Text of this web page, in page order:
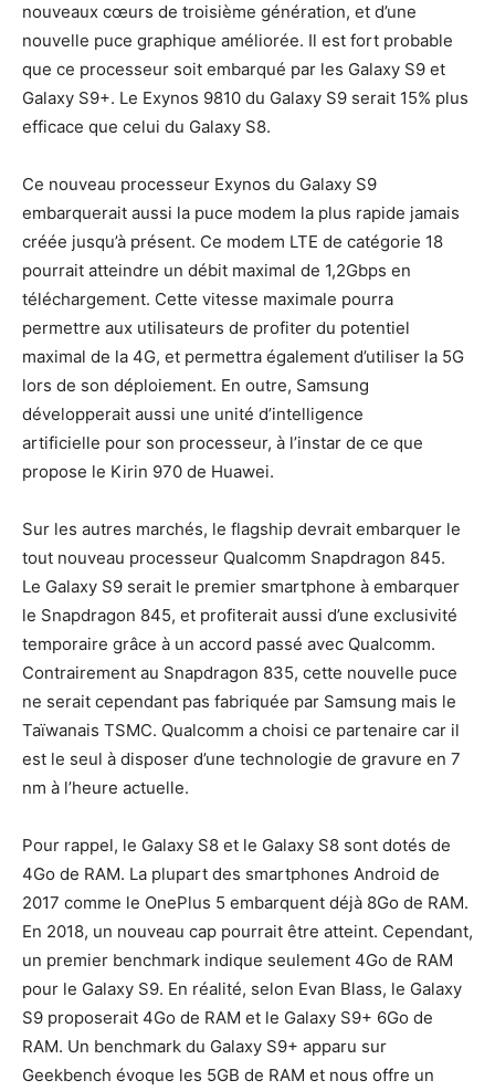
nouveaux cœurs de troisième génération, et d’une
nouvelle puce graphique améliorée. Il est fort probable
que ce processeur soit embarqué par les Galaxy S9 et
Galaxy S9+. Le Exynos 9810 du Galaxy S9 serait 15% plus
efficace que celui du Galaxy S8.
Ce nouveau processeur Exynos du Galaxy S9
embarquerait aussi la puce modem la plus rapide jamais
créée jusqu’à présent. Ce modem LTE de catégorie 18
pourrait atteindre un débit maximal de 1,2Gbps en
téléchargement. Cette vitesse maximale pourra
permettre aux utilisateurs de profiter du potentiel
maximal de la 4G, et permettra également d’utiliser la 5G
lors de son déploiement. En outre, Samsung
développerait aussi une unité d’intelligence
artificielle pour son processeur, à l’instar de ce que
propose le Kirin 970 de Huawei.
Sur les autres marchés, le flagship devrait embarquer le
tout nouveau processeur Qualcomm Snapdragon 845.
Le Galaxy S9 serait le premier smartphone à embarquer
le Snapdragon 845, et profiterait aussi d’une exclusivité
temporaire grâce à un accord passé avec Qualcomm.
Contrairement au Snapdragon 835, cette nouvelle puce
ne serait cependant pas fabriquée par Samsung mais le
Taïwanais TSMC. Qualcomm a choisi ce partenaire car il
est le seul à disposer d’une technologie de gravure en 7
nm à l’heure actuelle.
Pour rappel, le Galaxy S8 et le Galaxy S8 sont dotés de
4Go de RAM. La plupart des smartphones Android de
2017 comme le OnePlus 5 embarquent déjà 8Go de RAM.
En 2018, un nouveau cap pourrait être atteint. Cependant,
un premier benchmark indique seulement 4Go de RAM
pour le Galaxy S9. En réalité, selon Evan Blass, le Galaxy
S9 proposerait 4Go de RAM et le Galaxy S9+ 6Go de
RAM. Un benchmark du Galaxy S9+ apparu sur
Geekbench évoque les 5GB de RAM et nous offre un